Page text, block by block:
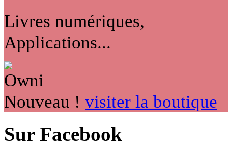
Livres numériques,
Applications...
Nouveau ! visiter la boutique
Sur Facebook